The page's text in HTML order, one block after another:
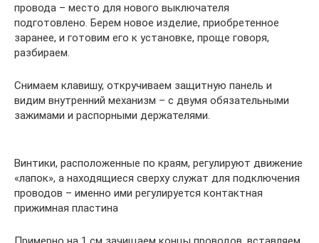
провода – место для нового выключателя
подготовлено. Берем новое изделие, приобретенное
заранее, и готовим его к установке, проще говоря,
разбираем.
Снимаем клавишу, откручиваем защитную панель и
видим внутренний механизм – с двумя обязательными
зажимами и распорными держателями.
Винтики, расположенные по краям, регулируют движение
«лапок», а находящиеся сверху служат для подключения
проводов – именно ими регулируется контактная
прижимная пластина